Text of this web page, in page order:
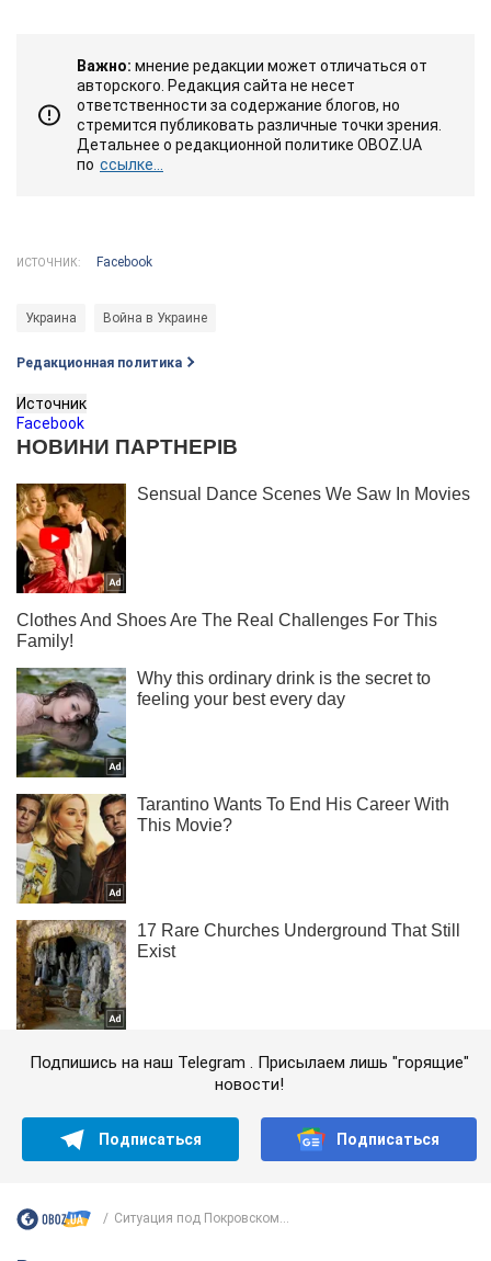
Важно: мнение редакции может отличаться от
авторского. Редакция сайта не несет
ответственности за содержание блогов, но
стремится публиковать различные точки зрения.
Детальнее о редакционной политике OBOZ.UA
по ссылке...
ИСТОЧНИК: Facebook
Украина Война в Украине
Редакционная политика
Источник
Facebook
Подпишись на наш Telegram . Присылаем лишь "горящие"
новости!
Подписаться Подписаться
Ситуация под Покровском...